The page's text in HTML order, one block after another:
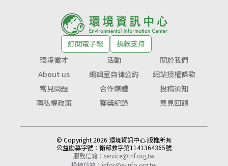
訂閱電子報
捐款支持
環境徵才
活動
關於我們
About us
編輯室自律公約
網站授權條款
常見問題
合作媒體
投稿須知
隱私權政策
獲獎紀錄 意見回饋
© Copyright 2026 環境資訊中心 版權所有
公益勸募字號： 衛部救字第1141364365號
服務信箱： service@tnf.org.tw